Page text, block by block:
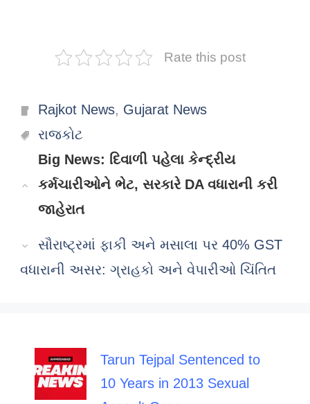
Rate this post
Categories
Rajkot News, Gujarat News
Tags
રાજકોટ
Big News: દિવાળી પહેલા કેન્દ્રીય
કર્મચારીઓને ભેટ, સરકારે DA વધારાની કરી
જાહેરાત
સૌરાષ્ટ્રમાં ફાકી અને મસાલા પર 40% GST
વધારાની અસર: ગ્રાહકો અને વેપારીઓ ચિંતિત
Tarun Tejpal Sentenced to
10 Years in 2013 Sexual